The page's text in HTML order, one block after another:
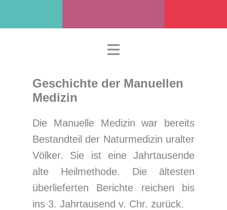
Geschichte der Manuellen
Medizin
Die Manuelle Medizin war bereits
Bestandteil der Naturmedizin uralter
Völker. Sie ist eine Jahrtausende
alte Heilmethode. Die ältesten
überlieferten Berichte reichen bis
ins 3. Jahrtausend v. Chr. zurück.